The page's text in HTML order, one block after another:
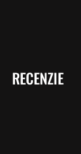
RECENZIE